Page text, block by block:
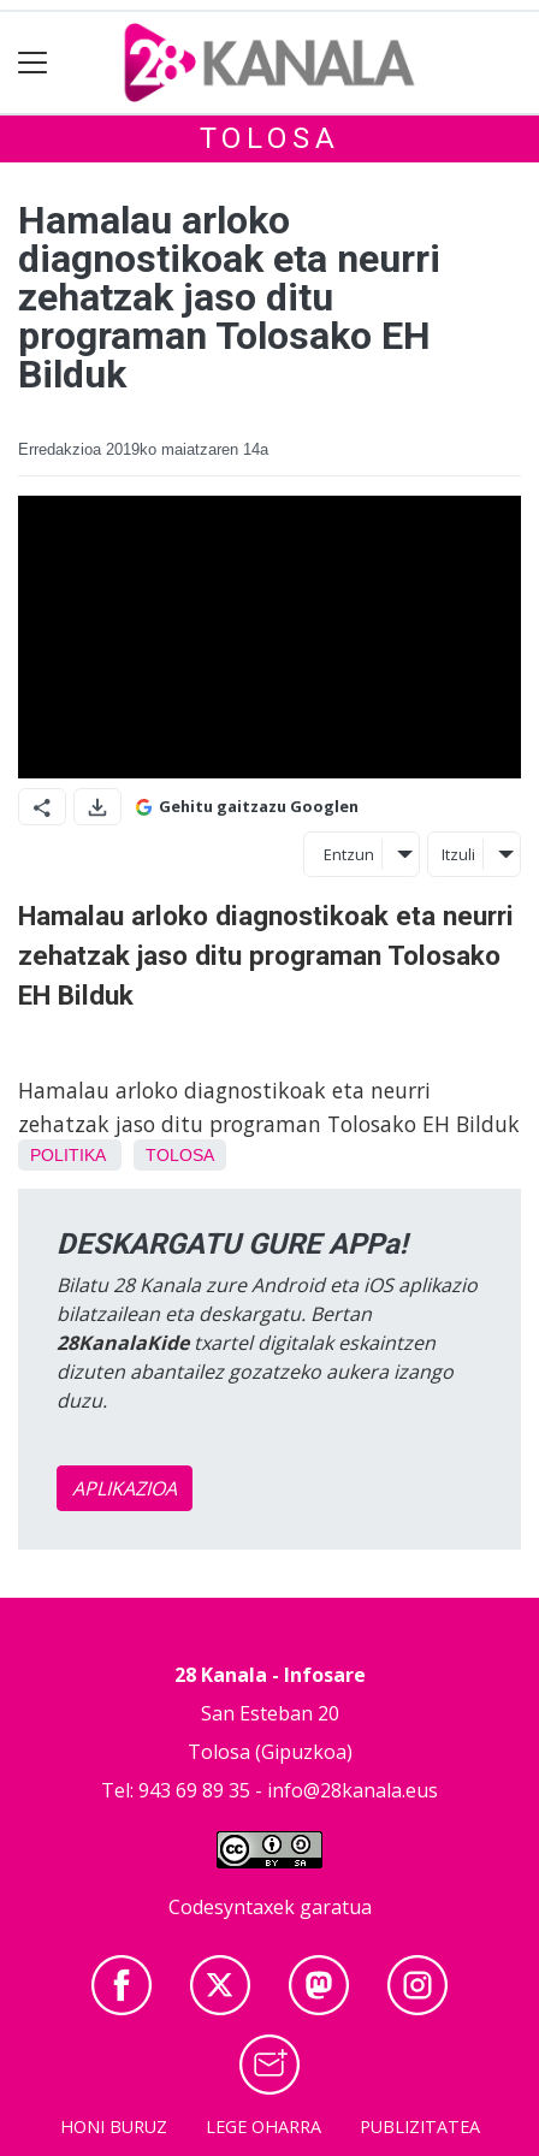
TOLOSA
Hamalau arloko
diagnostikoak eta neurri
zehatzak jaso ditu
programan Tolosako EH
Bilduk
Erredakzioa 2019ko maiatzaren 14a
Gehitu gaitzazu Googlen
Entzun Itzuli
Hamalau arloko diagnostikoak eta neurri
zehatzak jaso ditu programan Tolosako
EH Bilduk
Hamalau arloko diagnostikoak eta neurri
zehatzak jaso ditu programan Tolosako EH Bilduk
POLITIKA TOLOSA
DESKARGATU GURE APPa!
Bilatu 28 Kanala zure Android eta iOS aplikazio
bilatzailean eta deskargatu. Bertan
28KanalaKidetxartel digitalak eskaintzen
dizuten abantailez gozatzeko aukera izango
duzu.
APLIKAZIOA
28 Kanala - Infosare
San Esteban 20
Tolosa (Gipuzkoa)
Tel: 943 69 89 35 - info@28kanala.eus
Codesyntaxek garatua
HONI BURUZ LEGE OHARRA PUBLIZITATEA